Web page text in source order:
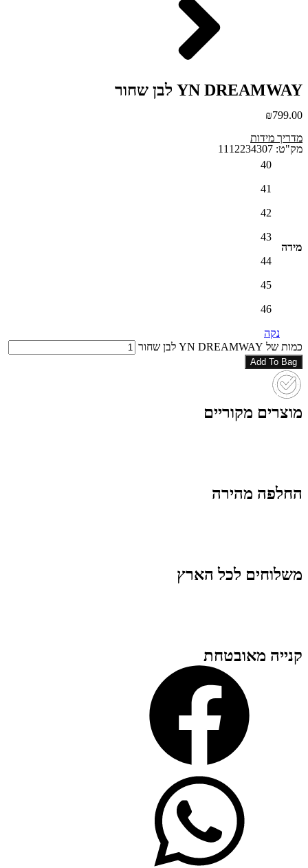
YN DREAMWAY לבן שחור
₪799.00
מדריך מידות
מק"ט: 1112234307
מידה
40
41
42
43
44
45
46
נקה
כמות של YN DREAMWAY לבן שחור
Add To Bag
מוצרים מקוריים
החלפה מהירה
משלוחים לכל הארץ
קנייה מאובטחת